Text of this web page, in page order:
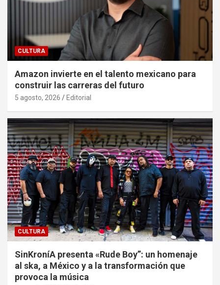
CULTURA
Amazon invierte en el talento mexicano para
construir las carreras del futuro
5 agosto, 2026 Editorial
CULTURA
SinKroníA presenta «Rude Boy”: un homenaje
al ska, a México y a la transformación que
provoca la música